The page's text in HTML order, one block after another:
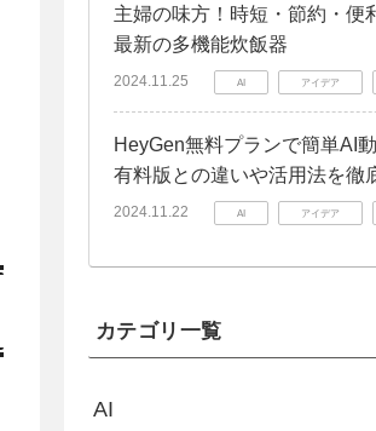
主婦の味方！時短・節約・便
最新の多機能炊飯器
2024.11.25 AI アイデア
HeyGen無料プランで簡単AI動
有料版との違いや活用法を徹
2024.11.22 AI アイデア
カテゴリ一覧
AI